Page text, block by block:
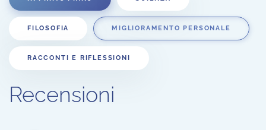
FILOSOFIA MIGLIORAMENTO PERSONALE
RACCONTI E RIFLESSIONI
Recensioni